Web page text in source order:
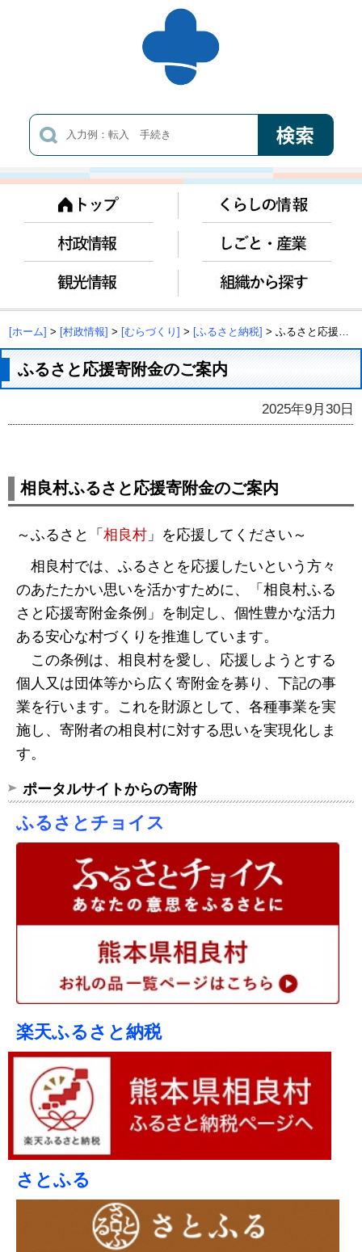
[ホーム] > [村政情報] > [むらづくり] > [ふるさと納税] > ふるさと応援寄附金のご案内
ふるさと応援寄附金のご案内
2025年9月30日
相良村ふるさと応援寄附金のご案内
～ふるさと「 相良村 」を応援してください～
相良村では、ふるさとを応援したいという方々
のあたたかい思いを活かすために、「相良村ふる
さと応援寄附金条例」を制定し、個性豊かな活力
ある安心な村づくりを推進しています。
この条例は、相良村を愛し、応援しようとする
個人又は団体等から広く寄附金を募り、下記の事
業を行います。これを財源として、各種事業を実
施し、寄附者の相良村に対する思いを実現化しま
す。
ポータルサイトからの寄附
ふるさとチョイス
楽天ふるさと納税
さとふる